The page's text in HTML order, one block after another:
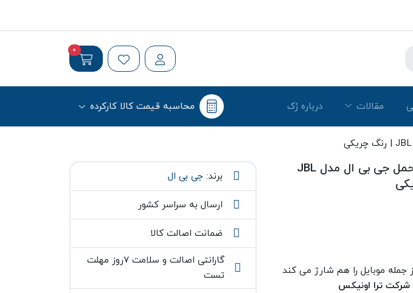
0
مقالات درباره رُک‌ محاسبه قیمت کالا کارکرده
اسپیکر بلوتوثی قابل حمل جی بی ال مدل JBL
موبایل را هم شارژ می کند
شرکت ترا اونیکس
برند:جی بی ال
ارسال به سراسر کشور
ضمانت اصالت کالا
گارانتی اصالت و سلامت ۷روز مهلت
تست